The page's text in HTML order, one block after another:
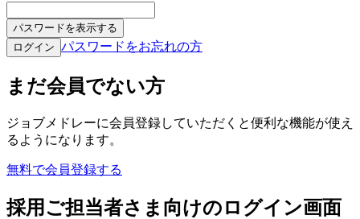
パスワードを表示する
ログイン パスワードをお忘れの方
まだ会員でない方
ジョブメドレーに会員登録していただくと便利な機能が使え
るようになります。
無料で会員登録する
採用ご担当者さま向けのログイン画面